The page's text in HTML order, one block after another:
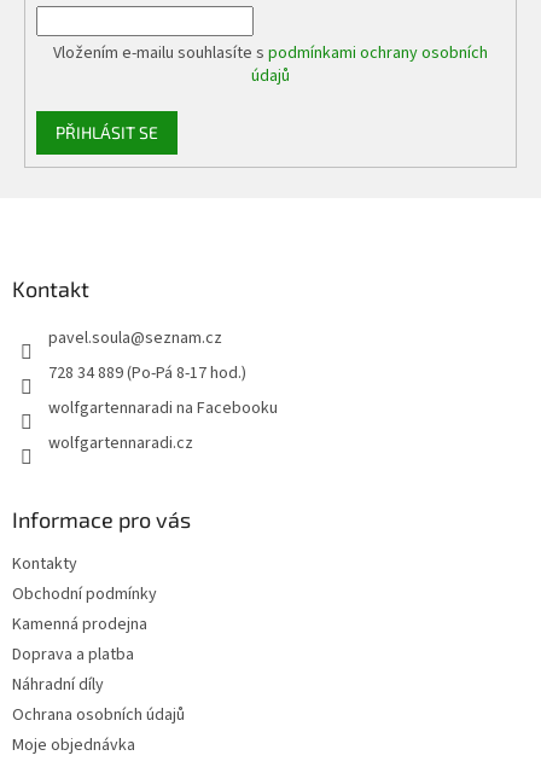
Vložením e-mailu souhlasíte s podmínkami ochrany osobních
údajů
PŘIHLÁSIT SE
Kontakt
pavel.soula@seznam.cz
728 34 889 (Po-Pá 8-17 hod.)
wolfgartennaradi na Facebooku
wolfgartennaradi.cz
Informace pro vás
Kontakty
Obchodní podmínky
Kamenná prodejna
Doprava a platba
Náhradní díly
Ochrana osobních údajů
Moje objednávka